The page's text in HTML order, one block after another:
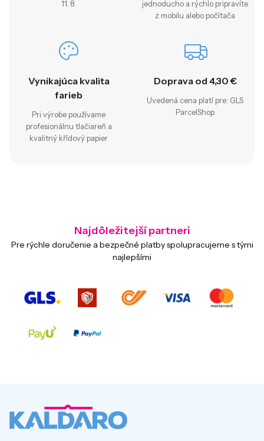
11. 8.
jednoducho a rýchlo pripravíte
z mobilu alebo počítača
Vynikajúca kvalita
farieb
Pri výrobe používame
profesionálnu tlačiareň a
kvalitný křídový papier
Doprava od 4,30 €
Uvedená cena platí pre: GLS
ParcelShop
Najdôležitejší partneri
Pre rýchle doručenie a bezpečné platby spolupracujeme s tými
najlepšími